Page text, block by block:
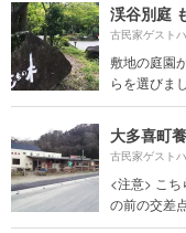
渓谷別庭
古民家ゲスト
敷地の庭園
らを選びま
大多喜町
古民家ゲスト
<注意> こ
の前の交差